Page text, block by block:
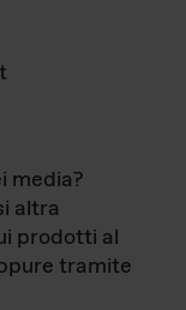
media?
altra
prodotti al
tramite